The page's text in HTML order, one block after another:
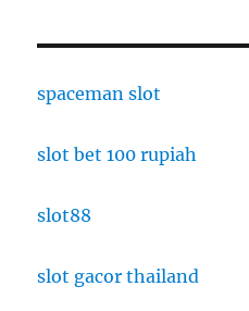
spaceman slot
slot bet 100 rupiah
slot88
slot gacor thailand